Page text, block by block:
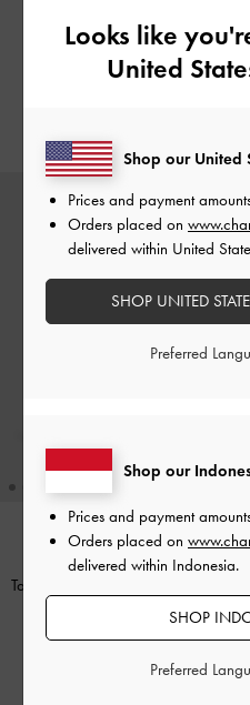
Tas Hobo Aislin-Stone Grey
BACK IN STOCK
Tas Bahu Side-Pocket Khai
Looks like
United
Shop our
Prices and payment
Orders placed on
delivered within Indonesia.
SHOP
Preferred
Shop our United
Prices and payment
Orders placed on
delivered within United
SHOP UNITED
Preferred